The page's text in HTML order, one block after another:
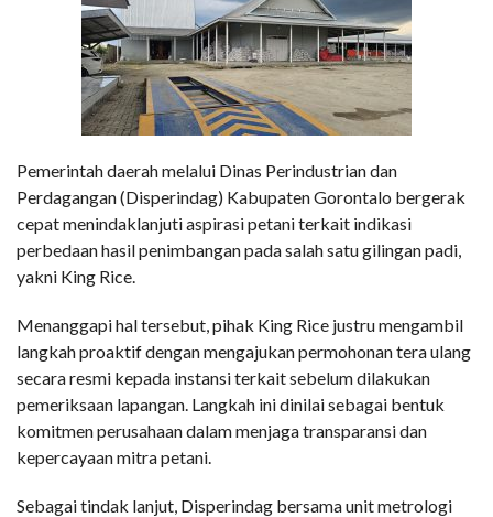
Pemerintah daerah melalui Dinas Perindustrian dan
Perdagangan (Disperindag) Kabupaten Gorontalo bergerak
cepat menindaklanjuti aspirasi petani terkait indikasi
perbedaan hasil penimbangan pada salah satu gilingan padi,
yakni King Rice.
Menanggapi hal tersebut, pihak King Rice justru mengambil
langkah proaktif dengan mengajukan permohonan tera ulang
secara resmi kepada instansi terkait sebelum dilakukan
pemeriksaan lapangan. Langkah ini dinilai sebagai bentuk
komitmen perusahaan dalam menjaga transparansi dan
kepercayaan mitra petani.
Sebagai tindak lanjut, Disperindag bersama unit metrologi